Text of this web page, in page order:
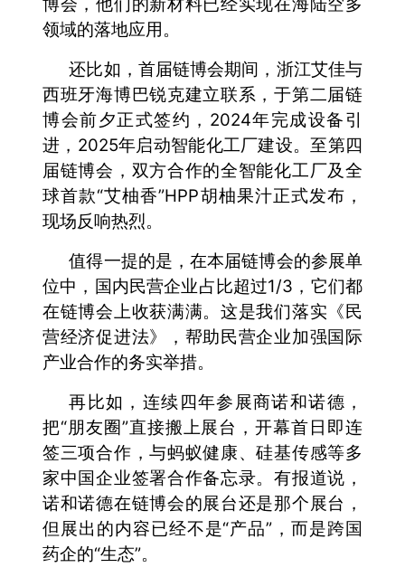
博会，他们的新材料已经实现在海陆空多
领域的落地应用。
还比如，首届链博会期间，浙江艾佳与
西班牙海博巴锐克建立联系，于第二届链
博会前夕正式签约，2024年完成设备引
进，2025年启动智能化工厂建设。至第四
届链博会，双方合作的全智能化工厂及全
球首款“艾柚香”HPP胡柚果汁正式发布，
现场反响热烈。
值得一提的是，在本届链博会的参展单
位中，国内民营企业占比超过1/3，它们都
在链博会上收获满满。这是我们落实《民
营经济促进法》，帮助民营企业加强国际
产业合作的务实举措。
再比如，连续四年参展商诺和诺德，
把“朋友圈”直接搬上展台，开幕首日即连
签三项合作，与蚂蚁健康、硅基传感等多
家中国企业签署合作备忘录。有报道说，
诺和诺德在链博会的展台还是那个展台，
但展出的内容已经不是“产品”，而是跨国
药企的“生态”。